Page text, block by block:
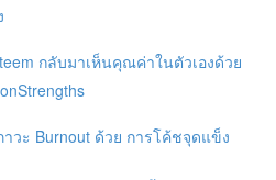
กลับมาเห็นคุณค่าในตัวเองด้วย
วะ Burnout ด้วย การโค้ชจุดแข็ง